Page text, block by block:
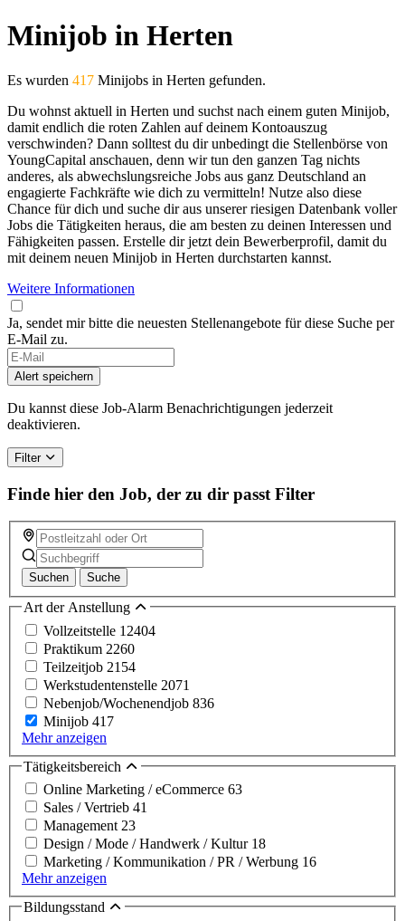
Minijob in Herten
Es wurden 417 Minijobs in Herten gefunden.
Du wohnst aktuell in Herten und suchst nach einem guten Minijob,
damit endlich die roten Zahlen auf deinem Kontoauszug
verschwinden? Dann solltest du dir unbedingt die Stellenbörse von
YoungCapital anschauen, denn wir tun den ganzen Tag nichts
anderes, als abwechslungsreiche Jobs aus ganz Deutschland an
engagierte Fachkräfte wie dich zu vermitteln! Nutze also diese
Chance für dich und suche dir aus unserer riesigen Datenbank voller
Jobs die Tätigkeiten heraus, die am besten zu deinen Interessen und
Fähigkeiten passen. Erstelle dir jetzt dein Bewerberprofil, damit du
mit deinem neuen Minijob in Herten durchstarten kannst.
Weitere Informationen
Ja, sendet mir bitte die neuesten Stellenangebote für diese Suche per
E-Mail zu.
Alert speichern
Du kannst diese Job-Alarm Benachrichtigungen jederzeit
deaktivieren.
Filter
Finde hier den Job, der zu dir passt Filter
Suchen Suche
Art der Anstellung
Vollzeitstelle 12404
Praktikum 2260
Teilzeitjob 2154
Werkstudentenstelle 2071
Nebenjob/Wochenendjob 836
Minijob 417
Mehr anzeigen
Tätigkeitsbereich
Online Marketing / eCommerce 63
Sales / Vertrieb 41
Management 23
Design / Mode / Handwerk / Kultur 18
Marketing / Kommunikation / PR / Werbung 16
Mehr anzeigen
Bildungsstand